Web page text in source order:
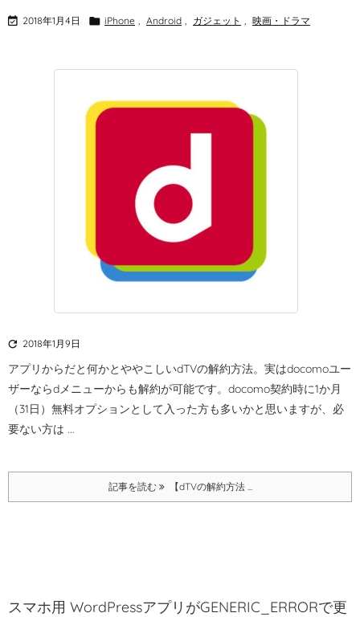
 2018年1月4日  iPhone , Android , ガジェット , 映画・ドラマ
 2018年1月9日
アプリからだと何かとややこしいdTVの解約方法。 実はdocomoユー
ザーならdメニューからも解約が可能です。 docomo契約時に1か月
（31日）無料オプションとして入った方も多いかと思いますが、必
要ない方は ...
記事を読む 【dTVの解約方法 ...
スマホ用 WordPressアプリがGENERIC_ERRORで更